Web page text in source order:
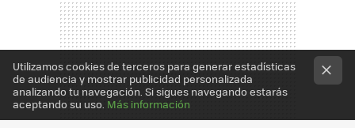
Utilizamos cookies de terceros para generar estadísticas
de audiencia y mostrar publicidad personalizada
analizando tu navegación. Si sigues navegando estarás
aceptando su uso. Más información